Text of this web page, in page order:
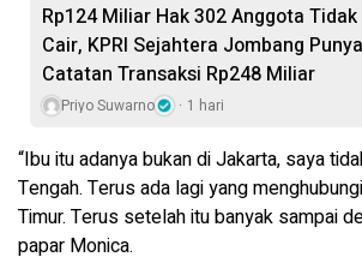
Rp124 Miliar Hak 302 Anggota Tidak
Cair, KPRI Sejahtera Jombang Punya
Catatan Transaksi Rp248 Miliar
Priyo Suwarno 1 hari
“Ibu itu adanya bukan di Jakarta, saya
Tengah. Terus ada lagi yang
Timur. Terus setelah itu banyak sampai
papar Monica.